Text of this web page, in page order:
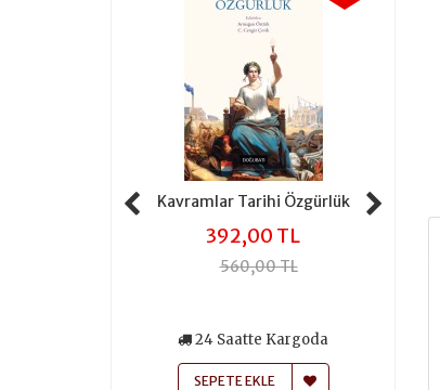
Kavramlar Tarihi Özgürlük
392,00 TL
560,00 TL
24 Saatte Kargoda
SEPETE EKLE